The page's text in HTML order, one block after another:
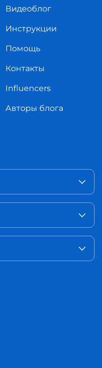
Видеоблог
Инструкции
Помощь
Контакты
Influencers
Авторы блога